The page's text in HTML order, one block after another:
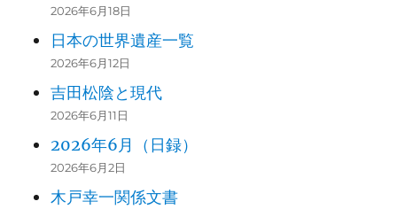
2026年6月18日
日本の世界遺産一覧
2026年6月12日
吉田松陰と現代
2026年6月11日
2026年6月（日録）
2026年6月2日
木戸幸一関係文書